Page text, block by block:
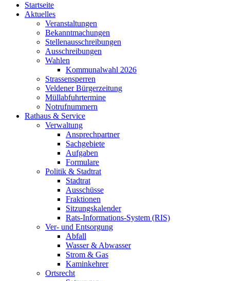
Startseite
Aktuelles
Veranstaltungen
Bekanntmachungen
Stellenausschreibungen
Ausschreibungen
Wahlen
Kommunalwahl 2026
Strassensperren
Veldener Bürgerzeitung
Müllabfuhrtermine
Notrufnummern
Rathaus & Service
Verwaltung
Ansprechpartner
Sachgebiete
Aufgaben
Formulare
Politik & Stadtrat
Stadtrat
Ausschüsse
Fraktionen
Sitzungskalender
Rats-Informations-System (RIS)
Ver- und Entsorgung
Abfall
Wasser & Abwasser
Strom & Gas
Kaminkehrer
Ortsrecht